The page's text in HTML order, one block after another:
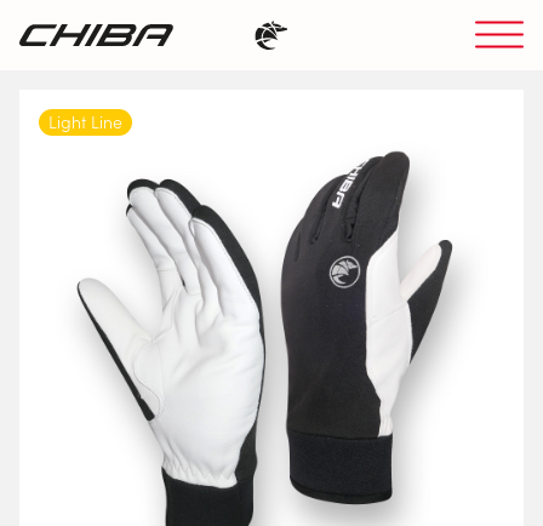
Light Line